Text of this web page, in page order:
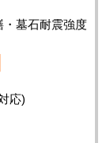
墓石耐震強度
応)